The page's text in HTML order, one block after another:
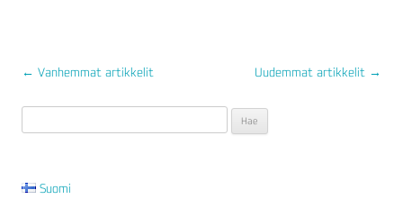
ARTIKKELIEN
SELAUS
← Vanhemmat artikkelit Uudemmat artikkelit →
Suomi